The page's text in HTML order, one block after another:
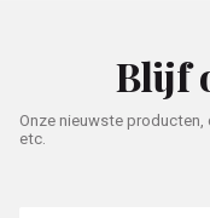
Blijf
Onze nieuwste
etc.